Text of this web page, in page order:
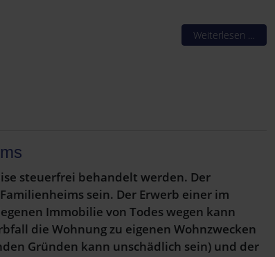
Weiterlesen …
steuerfrei behandelt werden. Der
sein. Der Erwerb einer im
Immobilie von Todes wegen kann
die Wohnung zu eigenen Wohnzwecken
Gründen kann unschädlich sein) und der